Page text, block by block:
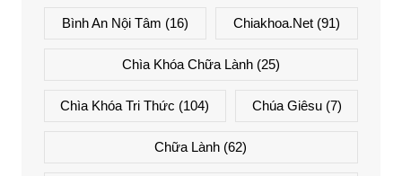
Bình An Nội Tâm (16) Chiakhoa.net (91)
Chìa Khóa Chữa Lành(25)
Chìa Khóa Tri Thức (104) Chúa Giêsu(7)
Chữa Lành (62)